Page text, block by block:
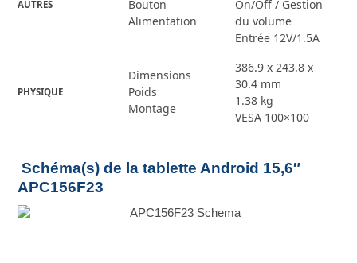
AUTRES
Bouton
Alimentation
On/Off / Gestion
du volume
Entrée 12V/1.5A
PHYSIQUE
Dimensions
Poids
Montage
386.9 x 243.8 x
30.4 mm
1.38 kg
VESA 100×100
Schéma(s) de la tablette Android 15,6″
APC156F23